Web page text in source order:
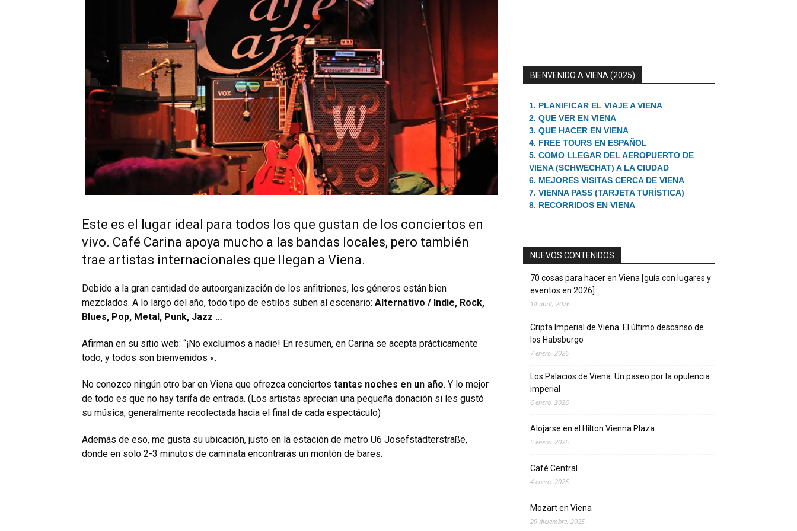
Este es el lugar ideal para todos los que gustan de los conciertos en
vivo. Café Carina apoya mucho a las bandas locales, pero también
trae artistas internacionales que llegan a Viena.
Debido a la gran cantidad de autoorganización de los anfitriones, los géneros están bien
mezclados. A lo largo del año, todo tipo de estilos suben al escenario: Alternativo / Indie, Rock,
Blues, Pop, Metal, Punk, Jazz …
Afirman en su sitio web: “¡No excluimos a nadie! En resumen, en Carina se acepta prácticamente
todo, y todos son bienvenidos «.
No conozco ningún otro bar en Viena que ofrezca conciertos tantas noches en un año. Y lo mejor
de todo es que no hay tarifa de entrada. (Los artistas aprecian una pequeña donación si les gustó
su música, generalmente recolectada hacia el final de cada espectáculo)
Además de eso, me gusta su ubicación, justo en la estación de metro U6 Josefstädterstraße,
donde en solo 2-3 minutos de caminata encontrarás un montón de bares.
BIENVENIDO A VIENA (2025)
1. PLANIFICAR EL VIAJE A VIENA
2. QUE VER EN VIENA
3. QUE HACER EN VIENA
4. FREE TOURS EN ESPAÑOL
5. COMO LLEGAR DEL AEROPUERTO DE
VIENA (SCHWECHAT) A LA CIUDAD
6. MEJORES VISITAS CERCA DE VIENA
7. VIENNA PASS (TARJETA TURÍSTICA)
8. RECORRIDOS EN VIENA
NUEVOS CONTENIDOS
70 cosas para hacer en Viena [guía con lugares y
eventos en 2026]
14 abril, 2026
Cripta Imperial de Viena: El último descanso de
los Habsburgo
7 enero, 2026
Los Palacios de Viena: Un paseo por la opulencia
imperial
6 enero, 2026
Alojarse en el Hilton Vienna Plaza
5 enero, 2026
Café Central
4 enero, 2026
Mozart en Viena
29 diciembre, 2025